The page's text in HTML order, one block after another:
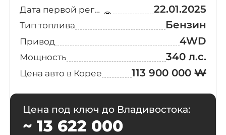
Дата первой регистрации 22.01.2025
Тип топлива Бензин
Привод 4WD
Мощность 340 л.с.
Цена авто в Корее 113 900 000 ₩
Цена под ключ до Владивостока:
~ 13 622 000